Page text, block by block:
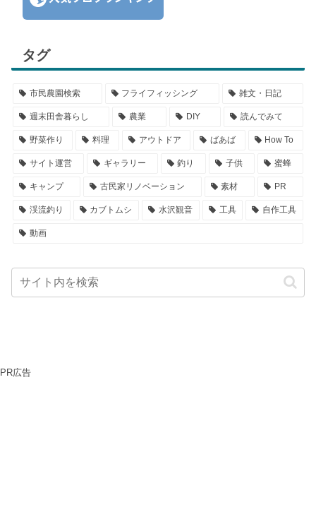
タグ
市民農園検索 フライフィッシング 雑文・日記
週末田舎暮らし 農業 DIY 読んでみて
野菜作り 料理 アウトドア ばあば How To
サイト運営 ギャラリー 釣り 子供 蜜蜂
キャンプ 古民家リノベーション 素材 PR
渓流釣り カブトムシ 水沢観音 工具 自作工具
動画
PR広告